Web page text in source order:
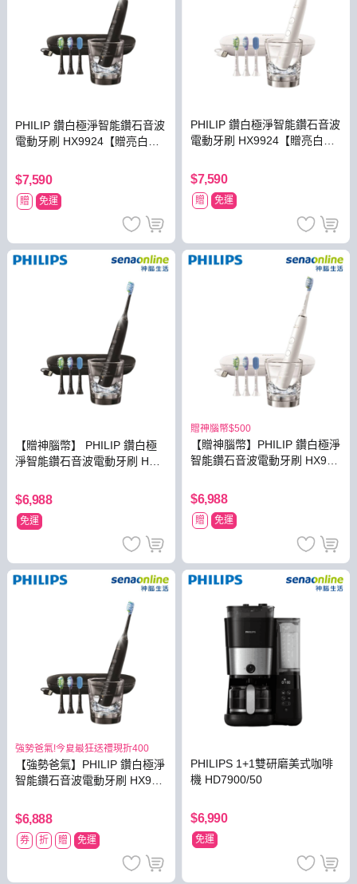
PHILIP 鑽白極淨智能鑽石音波
電動牙刷 HX9924【贈亮白刷
$7,590
贈 免運
PHILIP 鑽白極淨智能鑽石音波
電動牙刷 HX9924【贈亮白刷
$7,590
贈 免運
【贈神腦幣】 PHILIP 鑽白極
淨智能鑽石音波電動牙刷 HX9
$6,988
免運
贈神腦幣$500
【贈神腦幣】PHILIP 鑽白極淨
智能鑽石音波電動牙刷 HX992
$6,988
贈 免運
強勢爸氣!今夏最狂送禮現折400
【強勢爸氣】PHILIP 鑽白極淨
智能鑽石音波電動牙刷 HX992
$6,888
券 折 贈 免運
PHILIPS 1+1雙研磨美式咖啡
機 HD7900/50
$6,990
免運